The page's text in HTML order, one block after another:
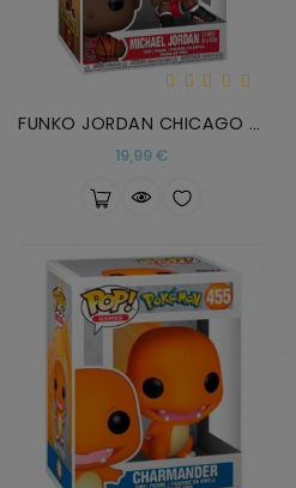
FUNKO JORDAN CHICAGO BULLS
19,99 €Precio